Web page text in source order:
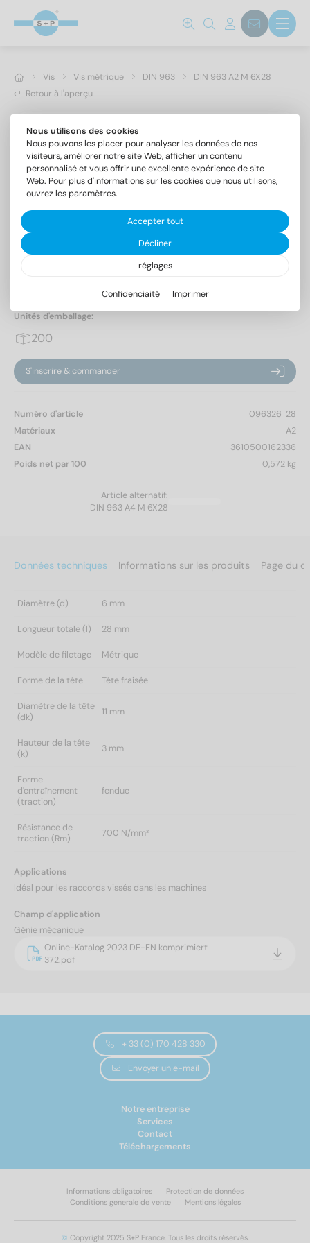
Vis Vis métrique DIN 963
DIN 963 A2 M 6X28
Retour à l'aperçu
Vis à tête fraisée fendue
Unités d'emballage:
200
S'inscrire & commander
Numéro d'article
096326  28
Matériaux
A2
EAN
3610500162336
Poids net par 100
0,572 kg
Article alternatif:
DIN 963 A4 M 6X28
Données techniques Informations sur les produits Page du
Diamètre (d) 6 mm
Longueur totale (l) 28 mm
Modèle de filetage Métrique
Forme de la tête Tête fraisée
Diamètre de la tête
(dk)
11 mm
Hauteur de la tête
(k)
3 mm
Forme
d'entraînement
(traction)
fendue
Résistance de
traction (Rm)
700 N/mm²
Applications
Idéal pour les raccords vissés dans les machines
Champ d'application
Génie mécanique
Online-Katalog 2023 DE-EN komprimiert
372.pdf
+ 33 (0) 170 428 330
Envoyer un e-mail
Notre entreprise
Services
Contact
Téléchargements
© Copyright 2025 S+P France. Tous les droits réservés.
Informations obligatoires
Protection de données
Conditions generale de vente
Mentions légales
Nous utilisons des cookies
Nous pouvons les placer pour analyser les données de nos
visiteurs, améliorer notre site Web, afficher un contenu
personnalisé et vous offrir une excellente expérience de site
Web. Pour plus d'informations sur les cookies que nous utilisons,
ouvrez les paramètres.
Accepter tout
Décliner
réglages
Confidenciaité Imprimer